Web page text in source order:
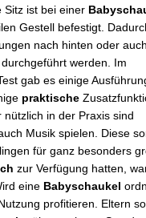
Sitz ist bei einer
Gestell befestigt.
nach hinten oder
werden. Im
gab es einige
praktische
nützlich in der Praxis sind
Musik spielen. Diese
für ganz besonders
zur Verfügung hatten,
eine Babyschaukel
profitieren. Eltern